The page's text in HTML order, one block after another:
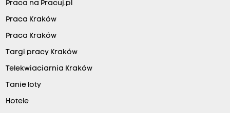
Praca na Pracuj.pl
Praca Kraków
Praca Kraków
Targi pracy Kraków
Telekwiaciarnia Kraków
Tanie loty
Hotele